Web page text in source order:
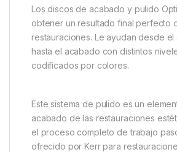
Los discos de acabado y pulido
obtener un resultado final perfecto
restauraciones. Le ayudan desde
hasta el acabado con distintos
codificados por colores.
Este sistema de pulido es un
acabado de las restauraciones
el proceso completo de trabajo
ofrecido por Kerr para